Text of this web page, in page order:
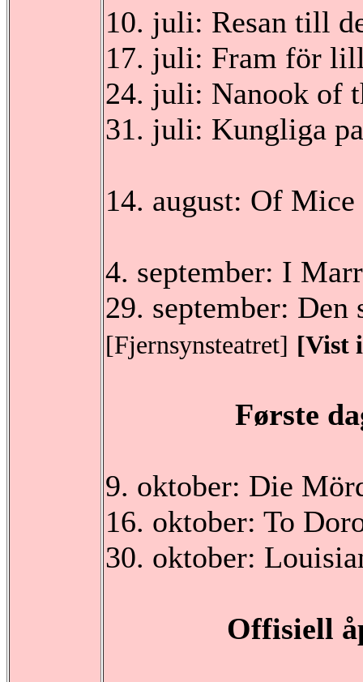
10. juli: Resan till
17. juli: Fram för
24. juli: Nanook of
31. juli: Kungliga
14. august: Of
4. september: I
29. september: Den
[Fjernsynsteatret] [Vist i
Første dag
9. oktober: Die
16. oktober: To
30. oktober:
Offisiell åpning